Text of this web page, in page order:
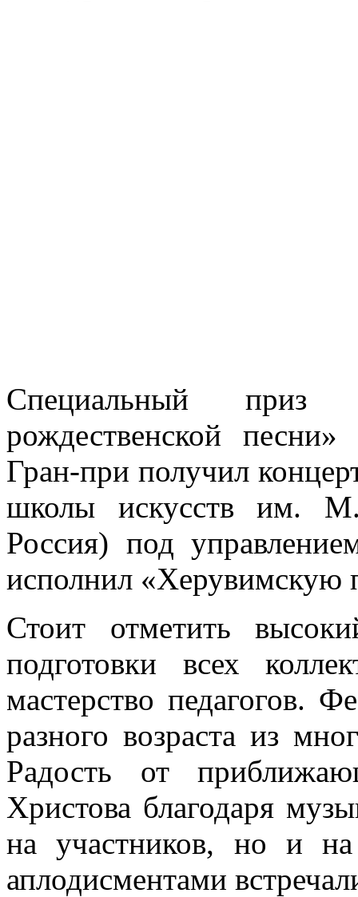
Специальный приз
рождественской
Гран-при получил
школы искусств им.
Россия) под
исполнил «Херувимскую
Стоит отметить
подготовки всех
мастерство педагогов.
разного возраста из
Радость от
Христова благодаря
на участников, но и
аплодисментами